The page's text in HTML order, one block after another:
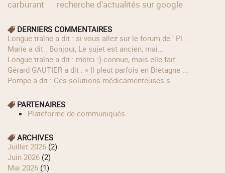
carburant
recherche d'actualités sur google
DERNIERS COMMENTAIRES
longue traîne a dit : si vous allez sur le forum de ' Pl...
Marie a dit : Bonjour, Le sujet est ancien, mai...
longue traîne a dit : merci :) connue, mais elle fait ...
Gérard GAUTIER a dit : « Il pleut parfois en Bretagne ...
Pompe a dit : Ces solutions médicamenteuses s...
PARTENAIRES
Plateforme de communiqués
ARCHIVES
juillet 2026 (2)
juin 2026 (2)
mai 2026 (1)